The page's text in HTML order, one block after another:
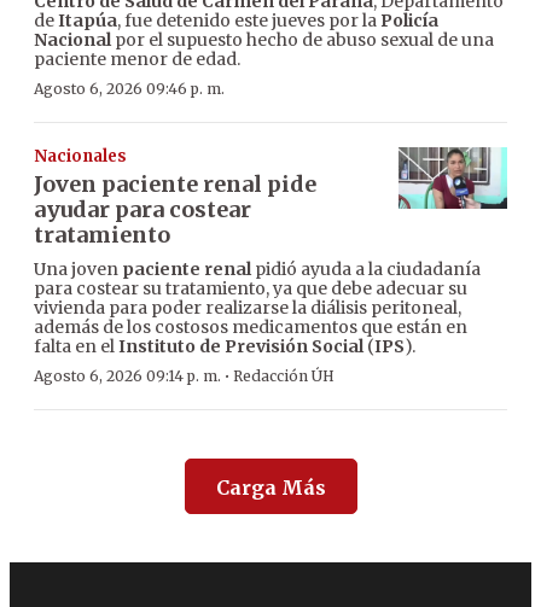
deItapúa, fue detenido este jueves por la Policía
Nacionalpor el supuesto hecho de abuso sexual de una
paciente menor de edad.
Agosto 6, 2026 09:46 p. m.
Nacionales
Joven paciente renal pide
ayudar para costear
tratamiento
Una joven paciente renalpidió ayuda a la ciudadanía
para costear su tratamiento, ya que debe adecuar su
vivienda para poder realizarse la diálisis peritoneal,
además de los costosos medicamentos que están en
falta en elInstituto de Previsión Social(IPS).
Agosto 6, 2026 09:14 p. m. · Redacción ÚH
Carga Más